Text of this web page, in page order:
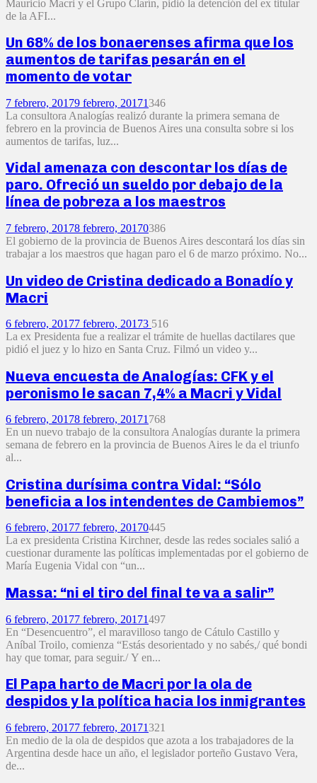
Mauricio Macri y el Grupo Clarín, pidió la detención del ex titular
de la AFI...
Un 68% de los bonaerenses afirma que los
aumentos de tarifas pesarán en el
momento de votar
7 febrero, 20179 febrero, 20171346
La consultora Analogías realizó durante la primera semana de
febrero en la provincia de Buenos Aires una consulta sobre si los
aumentos de tarifas, luz...
Vidal amenaza con descontar los días de
paro. Ofreció un sueldo por debajo de la
línea de pobreza a los maestros
7 febrero, 20178 febrero, 20170386
El gobierno de la provincia de Buenos Aires descontará los días sin
trabajar a los maestros que hagan paro el 6 de marzo próximo. No...
Un video de Cristina dedicado a Bonadío y
Macri
6 febrero, 20177 febrero, 20173 516
La ex Presidenta fue a realizar el trámite de huellas dactilares que
pidió el juez y lo hizo en Santa Cruz. Filmó un video y...
Nueva encuesta de Analogías: CFK y el
peronismo le sacan 7,4% a Macri y Vidal
6 febrero, 20178 febrero, 20171 768
En un nuevo trabajo de la consultora Analogías durante la primera
semana de febrero en la provincia de Buenos Aires le da el triunfo
al...
Cristina durísima contra Vidal: “Sólo
beneficia a los intendentes de Cambiemos”
6 febrero, 20177 febrero, 20170445
La ex presidenta Cristina Kirchner, desde las redes sociales salió a
cuestionar duramente las políticas implementadas por el gobierno de
María Eugenia Vidal con “un...
Massa: “ni el tiro del final te va a salir”
6 febrero, 20177 febrero, 20171497
En “Desencuentro”, el maravilloso tango de Cátulo Castillo y
Aníbal Troilo, comienza “Estás desorientado y no sabés,/ qué bondi
hay que tomar, para seguir./ Y en...
El Papa harto de Macri por la ola de
despidos y la política hacia los inmigrantes
6 febrero, 20177 febrero, 20171321
En medio de la ola de despidos que azota a los trabajadores de la
Argentina desde hace un año, el legislador porteño Gustavo Vera,
de...